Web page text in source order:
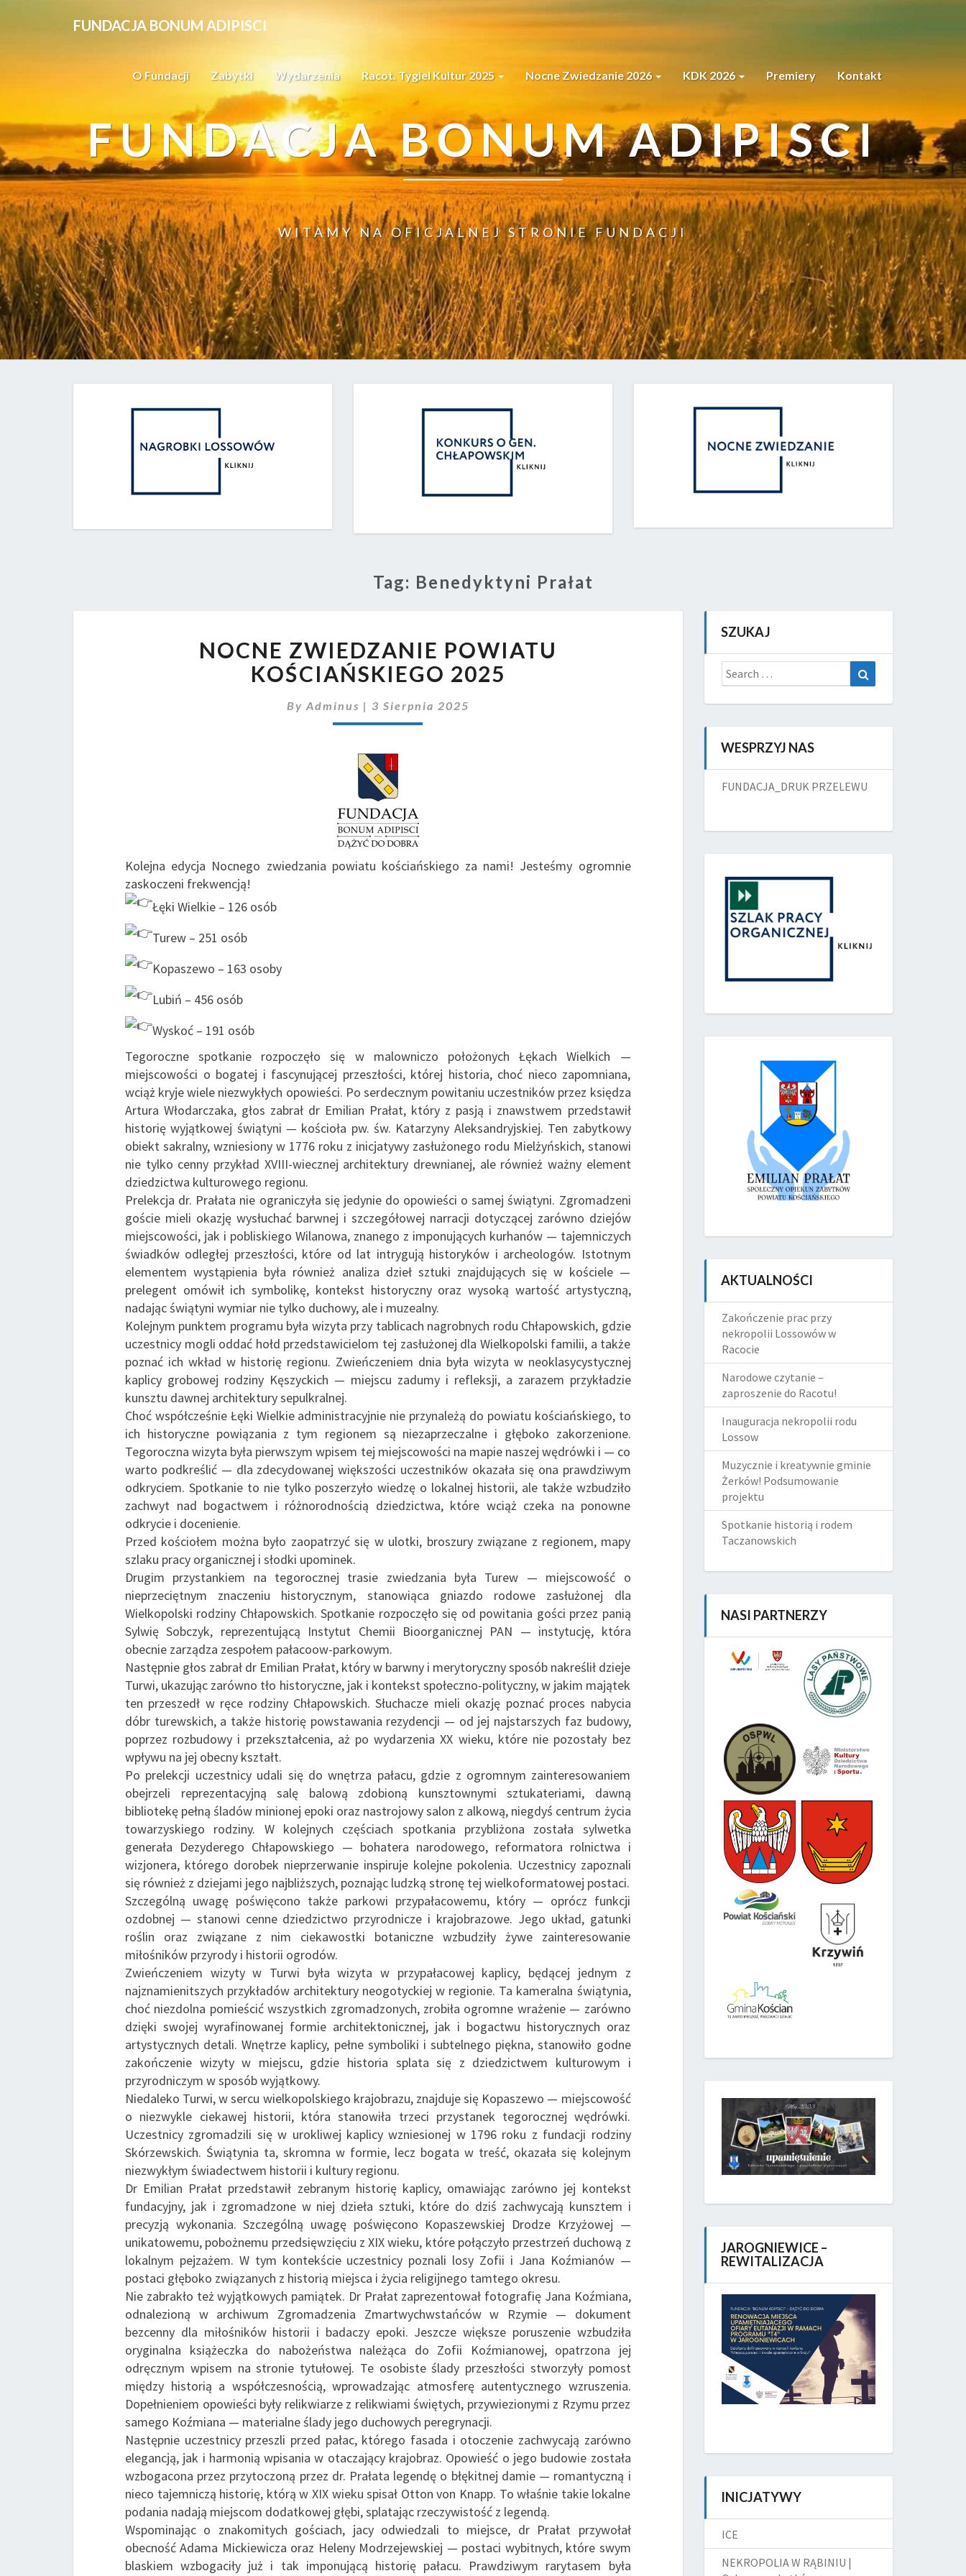
FUNDACJA BONUM ADIPISCI
O Fundacji Zabytki Wydarzenia Racot. Tygiel Kultur 2025 Nocne Zwiedzanie 2026 KDK 2026 Premiery Kontakt
FUNDACJA BONUM ADIPISCI
WITAMY NA OFICJALNEJ STRONIE FUNDACJI
Tag: Benedyktyni Prałat
ZWIEDZANIE
POWIATU
KOŚCIAŃSKIEGO
2025
NOCNE ZWIEDZANIE POWIATU
KOŚCIAŃSKIEGO 2025
By Adminus | 3 Sierpnia 2025
Kolejna edycja Nocnego zwiedzania powiatu kościańskiego za nami! Jesteśmy ogromnie
zaskoczeni frekwencją!
Łęki Wielkie – 126 osób
Turew – 251 osób
Kopaszewo – 163 osoby
Lubiń – 456 osób
Wyskoć – 191 osób
Tegoroczne spotkanie rozpoczęło się w malowniczo położonych Łękach Wielkich —
miejscowości o bogatej i fascynującej przeszłości, której historia, choć nieco zapomniana,
wciąż kryje wiele niezwykłych opowieści. Po serdecznym powitaniu uczestników przez księdza
Artura Włodarczaka, głos zabrał dr Emilian Prałat, który z pasją i znawstwem przedstawił
historię wyjątkowej świątyni — kościoła pw. św. Katarzyny Aleksandryjskiej. Ten zabytkowy
obiekt sakralny, wzniesiony w 1776 roku z inicjatywy zasłużonego rodu Mielżyńskich, stanowi
nie tylko cenny przykład XVIII-wiecznej architektury drewnianej, ale również ważny element
dziedzictwa kulturowego regionu.
Prelekcja dr. Prałata nie ograniczyła się jedynie do opowieści o samej świątyni. Zgromadzeni
goście mieli okazję wysłuchać barwnej i szczegółowej narracji dotyczącej zarówno dziejów
miejscowości, jak i pobliskiego Wilanowa, znanego z imponujących kurhanów — tajemniczych
świadków odległej przeszłości, które od lat intrygują historyków i archeologów. Istotnym
elementem wystąpienia była również analiza dzieł sztuki znajdujących się w kościele —
prelegent omówił ich symbolikę, kontekst historyczny oraz wysoką wartość artystyczną,
nadając świątyni wymiar nie tylko duchowy, ale i muzealny.
Kolejnym punktem programu była wizyta przy tablicach nagrobnych rodu Chłapowskich, gdzie
uczestnicy mogli oddać hołd przedstawicielom tej zasłużonej dla Wielkopolski familii, a także
poznać ich wkład w historię regionu. Zwieńczeniem dnia była wizyta w neoklasycystycznej
kaplicy grobowej rodziny Kęszyckich — miejscu zadumy i refleksji, a zarazem przykładzie
kunsztu dawnej architektury sepulkralnej.
Choć współcześnie Łęki Wielkie administracyjnie nie przynależą do powiatu kościańskiego, to
ich historyczne powiązania z tym regionem są niezaprzeczalne i głęboko zakorzenione.
Tegoroczna wizyta była pierwszym wpisem tej miejscowości na mapie naszej wędrówki i — co
warto podkreślić — dla zdecydowanej większości uczestników okazała się ona prawdziwym
odkryciem. Spotkanie to nie tylko poszerzyło wiedzę o lokalnej historii, ale także wzbudziło
zachwyt nad bogactwem i różnorodnością dziedzictwa, które wciąż czeka na ponowne
odkrycie i docenienie.
Przed kościołem można było zaopatrzyć się w ulotki, broszury związane z regionem, mapy
szlaku pracy organicznej i słodki upominek.
Drugim przystankiem na tegorocznej trasie zwiedzania była Turew — miejscowość o
nieprzeciętnym znaczeniu historycznym, stanowiąca gniazdo rodowe zasłużonej dla
Wielkopolski rodziny Chłapowskich. Spotkanie rozpoczęło się od powitania gości przez panią
Sylwię Sobczyk, reprezentującą Instytut Chemii Bioorganicznej PAN — instytucję, która
obecnie zarządza zespołem pałacoow-parkowym.
Następnie głos zabrał dr Emilian Prałat, który w barwny i merytoryczny sposób nakreślił dzieje
Turwi, ukazując zarówno tło historyczne, jak i kontekst społeczno-polityczny, w jakim majątek
ten przeszedł w ręce rodziny Chłapowskich. Słuchacze mieli okazję poznać proces nabycia
dóbr turewskich, a także historię powstawania rezydencji — od jej najstarszych faz budowy,
poprzez rozbudowy i przekształcenia, aż po wydarzenia XX wieku, które nie pozostały bez
wpływu na jej obecny kształt.
Po prelekcji uczestnicy udali się do wnętrza pałacu, gdzie z ogromnym zainteresowaniem
obejrzeli reprezentacyjną salę balową zdobioną kunsztownymi sztukateriami, dawną
bibliotekę pełną śladów minionej epoki oraz nastrojowy salon z alkową, niegdyś centrum życia
towarzyskiego rodziny. W kolejnych częściach spotkania przybliżona została sylwetka
generała Dezyderego Chłapowskiego — bohatera narodowego, reformatora rolnictwa i
wizjonera, którego dorobek nieprzerwanie inspiruje kolejne pokolenia. Uczestnicy zapoznali
się również z dziejami jego najbliższych, poznając ludzką stronę tej wielkoformatowej postaci.
Szczególną uwagę poświęcono także parkowi przypałacowemu, który — oprócz funkcji
ozdobnej — stanowi cenne dziedzictwo przyrodnicze i krajobrazowe. Jego układ, gatunki
roślin oraz związane z nim ciekawostki botaniczne wzbudziły żywe zainteresowanie
miłośników przyrody i historii ogrodów.
Zwieńczeniem wizyty w Turwi była wizyta w przypałacowej kaplicy, będącej jednym z
najznamienitszych przykładów architektury neogotyckiej w regionie. Ta kameralna świątynia,
choć niezdolna pomieścić wszystkich zgromadzonych, zrobiła ogromne wrażenie — zarówno
dzięki swojej wyrafinowanej formie architektonicznej, jak i bogactwu historycznych oraz
artystycznych detali. Wnętrze kaplicy, pełne symboliki i subtelnego piękna, stanowiło godne
zakończenie wizyty w miejscu, gdzie historia splata się z dziedzictwem kulturowym i
przyrodniczym w sposób wyjątkowy.
Niedaleko Turwi, w sercu wielkopolskiego krajobrazu, znajduje się Kopaszewo — miejscowość
o niezwykle ciekawej historii, która stanowiła trzeci przystanek tegorocznej wędrówki.
Uczestnicy zgromadzili się w urokliwej kaplicy wzniesionej w 1796 roku z fundacji rodziny
Skórzewskich. Świątynia ta, skromna w formie, lecz bogata w treść, okazała się kolejnym
niezwykłym świadectwem historii i kultury regionu.
Dr Emilian Prałat przedstawił zebranym historię kaplicy, omawiając zarówno jej kontekst
fundacyjny, jak i zgromadzone w niej dzieła sztuki, które do dziś zachwycają kunsztem i
precyzją wykonania. Szczególną uwagę poświęcono Kopaszewskiej Drodze Krzyżowej —
unikatowemu, pobożnemu przedsięwzięciu z XIX wieku, które połączyło przestrzeń duchową z
lokalnym pejzażem. W tym kontekście uczestnicy poznali losy Zofii i Jana Koźmianów —
postaci głęboko związanych z historią miejsca i życia religijnego tamtego okresu.
Nie zabrakło też wyjątkowych pamiątek. Dr Prałat zaprezentował fotografię Jana Koźmiana,
odnalezioną w archiwum Zgromadzenia Zmartwychwstańców w Rzymie — dokument
bezcenny dla miłośników historii i badaczy epoki. Jeszcze większe poruszenie wzbudziła
oryginalna książeczka do nabożeństwa należąca do Zofii Koźmianowej, opatrzona jej
odręcznym wpisem na stronie tytułowej. Te osobiste ślady przeszłości stworzyły pomost
między historią a współczesnością, wprowadzając atmosferę autentycznego wzruszenia.
Dopełnieniem opowieści były relikwiarze z relikwiami świętych, przywiezionymi z Rzymu przez
samego Koźmiana — materialne ślady jego duchowych peregrynacji.
Następnie uczestnicy przeszli przed pałac, którego fasada i otoczenie zachwycają zarówno
elegancją, jak i harmonią wpisania w otaczający krajobraz. Opowieść o jego budowie została
wzbogacona przez przytoczoną przez dr. Prałata legendę o błękitnej damie — romantyczną i
nieco tajemniczą historię, którą w XIX wieku spisał Otton von Knapp. To właśnie takie lokalne
podania nadają miejscom dodatkowej głębi, splatając rzeczywistość z legendą.
Wspominając o znakomitych gościach, jacy odwiedzali to miejsce, dr Prałat przywołał
obecność Adama Mickiewicza oraz Heleny Modrzejewskiej — postaci wybitnych, które swym
blaskiem wzbogaciły już i tak imponującą historię pałacu. Prawdziwym rarytasem była
SZUKAJ
Search
for:
WESPRZYJ NAS
FUNDACJA_DRUK PRZELEWU
AKTUALNOŚCI
Zakończenie prac przy
nekropolii Lossowów w
Racocie
Narodowe czytanie –
zaproszenie do Racotu!
Inauguracja nekropolii rodu
Lossow
Muzycznie i kreatywnie gminie
Żerków! Podsumowanie
projektu
Spotkanie historią i rodem
Taczanowskich
NASI PARTNERZY
JAROGNIEWICE –
REWITALIZACJA
INICJATYWY
ICE
NEKROPOLIA W RĄBINIU |